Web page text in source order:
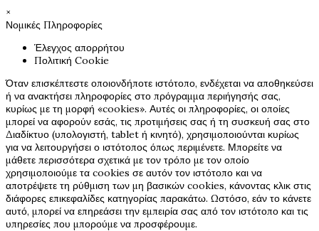
×
Νομικές Πληροφορίες
Έλεγχος απορρήτου
Πολιτική Cookie
Όταν επισκέπτεστε οποιονδήποτε ιστότοπο, ενδέχεται να αποθηκεύσει
ή να ανακτήσει πληροφορίες στο πρόγραμμα περιήγησής σας,
κυρίως με τη μορφή «cookies». Αυτές οι πληροφορίες, οι οποίες
μπορεί να αφορούν εσάς, τις προτιμήσεις σας ή τη συσκευή σας στο
Διαδίκτυο (υπολογιστή, tablet ή κινητό), χρησιμοποιούνται κυρίως
για να λειτουργήσει ο ιστότοπος όπως περιμένετε. Μπορείτε να
μάθετε περισσότερα σχετικά με τον τρόπο με τον οποίο
χρησιμοποιούμε τα cookies σε αυτόν τον ιστότοπο και να
αποτρέψετε τη ρύθμιση των μη βασικών cookies, κάνοντας κλικ στις
διάφορες επικεφαλίδες κατηγορίας παρακάτω. Ωστόσο, εάν το κάνετε
αυτό, μπορεί να επηρεάσει την εμπειρία σας από τον ιστότοπο και τις
υπηρεσίες που μπορούμε να προσφέρουμε.